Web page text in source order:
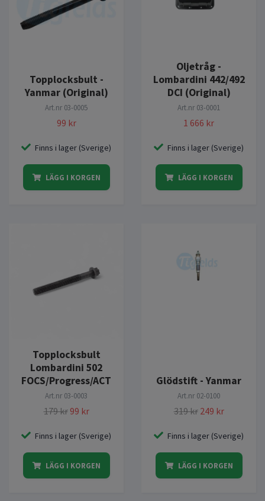
Topplocksbult -
Yanmar (Original)
Art.nr 03-0005
99 kr
Finns i lager (Sverige)
LÄGG I KORGEN
Oljetråg -
Lombardini 442/492
DCI (Original)
Art.nr 03-0001
1 666 kr
Finns i lager (Sverige)
LÄGG I KORGEN
Topplocksbult
Lombardini 502
FOCS/Progress/ACT
Art.nr 03-0003
179 kr 99 kr
Finns i lager (Sverige)
LÄGG I KORGEN
Glödstift - Yanmar
Art.nr 02-0100
319 kr 249 kr
Finns i lager (Sverige)
LÄGG I KORGEN